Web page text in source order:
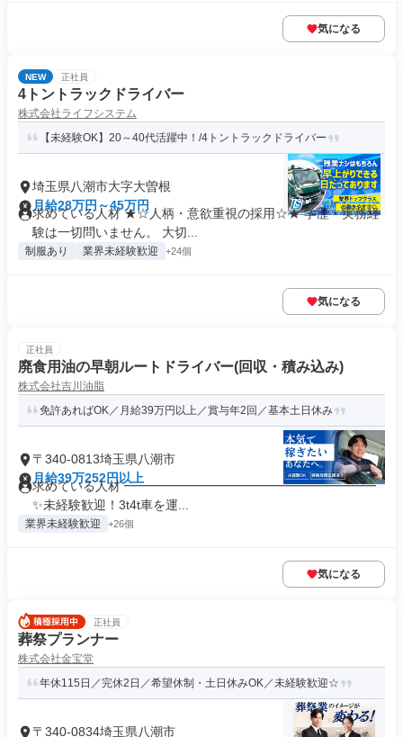
気になる
NEW 正社員
4トントラックドライバー
株式会社ライフシステム
【未経験OK】20～40代活躍中！/4トントラックドライバー
埼玉県八潮市大字大曽根
月給28万円～45万円
求めている人材 ★☆人柄・意欲重視の採用☆★ 学歴・実務経
験は一切問いません。 大切...
制服あり 業界未経験歓迎 +24個
気になる
正社員
廃食用油の早朝ルートドライバー(回収・積み込み)
株式会社吉川油脂
免許あればOK／月給39万円以上／賞与年2回／基本土日休み
〒340-0813埼玉県八潮市
月給39万252円以上
求めている人材 ━━━━━━━━━━━━━━━━━━━━
✨未経験歓迎！3t4t車を運...
業界未経験歓迎 +26個
気になる
正社員
葬祭プランナー
株式会社金宝堂
年休115日／完休2日／希望休制・土日休みOK／未経験歓迎☆
〒340-0834埼玉県八潮市